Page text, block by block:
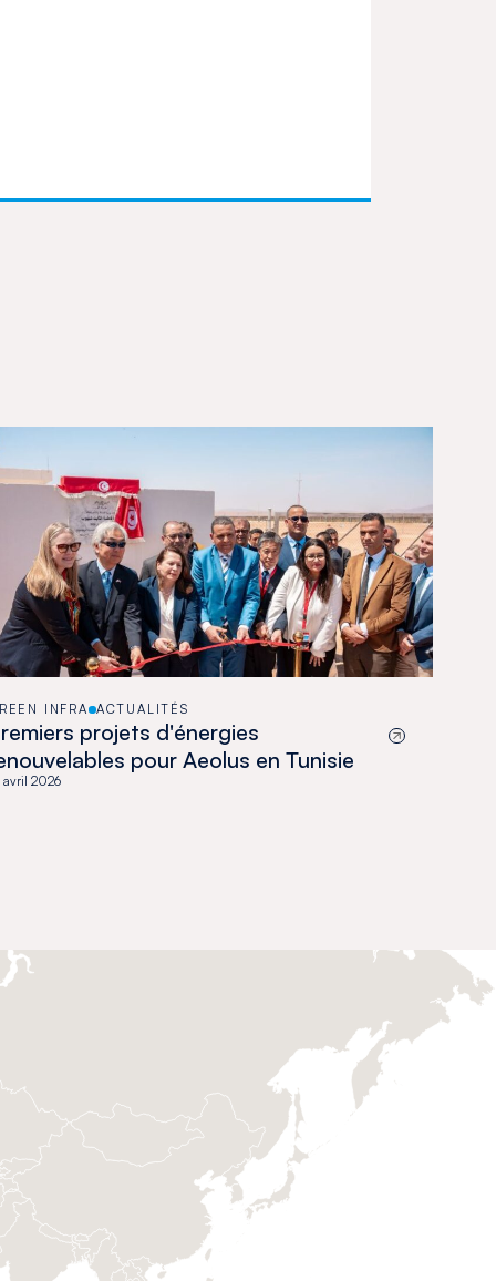
INFRA ACTUALITÉS
projets d'énergies
pour Aeolus en Tunisie
avril 2026